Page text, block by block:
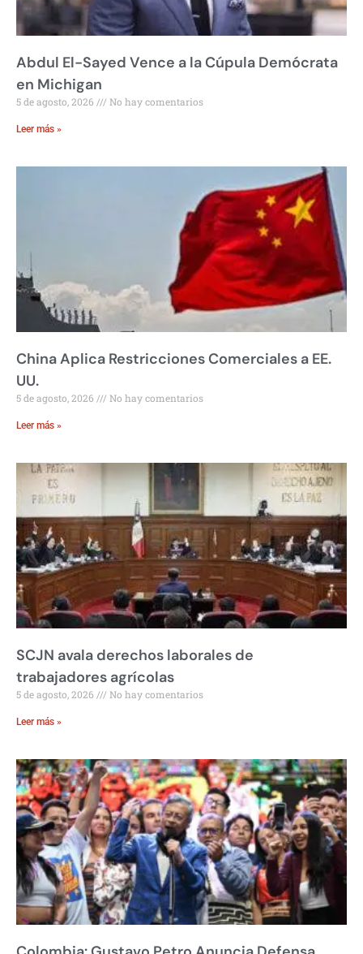
Abdul El-Sayed Vence a la Cúpula Demócrata
en Michigan
5 de agosto, 2026 No hay comentarios
Leer más »
China Aplica Restricciones Comerciales a EE.
UU.
5 de agosto, 2026 No hay comentarios
Leer más »
SCJN avala derechos laborales de
trabajadores agrícolas
5 de agosto, 2026 No hay comentarios
Leer más »